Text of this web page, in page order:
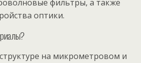
фильтры, а также
оптики.
на микрометровом и